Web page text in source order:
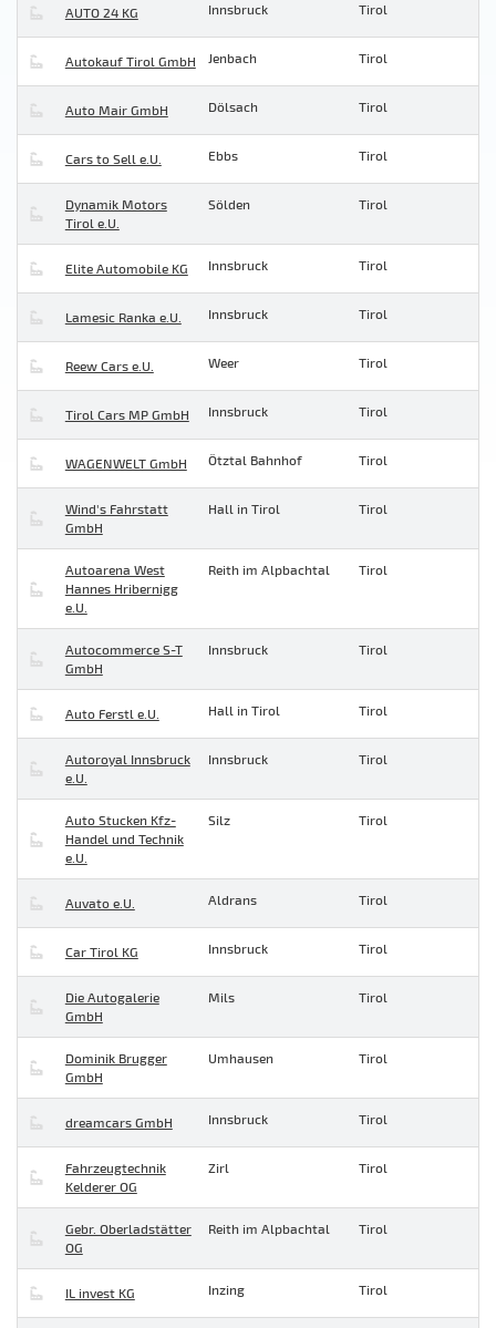
AUTO 24 KG Innsbruck Tirol
Autokauf Tirol GmbH Jenbach Tirol
Auto Mair GmbH Dölsach Tirol
Cars to Sell e.U. Ebbs Tirol
Dynamik Motors
Tirol e.U.
Sölden Tirol
Elite Automobile KG Innsbruck Tirol
Lamesic Ranka e.U. Innsbruck Tirol
Reew Cars e.U. Weer Tirol
Tirol Cars MP GmbH Innsbruck Tirol
WAGENWELT GmbH Ötztal Bahnhof Tirol
Wind's Fahrstatt
GmbH
Hall in Tirol Tirol
Autoarena West
Hannes Hribernigg
e.U.
Reith im Alpbachtal Tirol
Autocommerce S-T
GmbH
Innsbruck Tirol
Auto Ferstl e.U. Hall in Tirol Tirol
Autoroyal Innsbruck
e.U.
Innsbruck Tirol
Auto Stucken Kfz-
Handel und Technik
e.U.
Silz Tirol
Auvato e.U. Aldrans Tirol
Car Tirol KG Innsbruck Tirol
Die Autogalerie
GmbH
Mils Tirol
Dominik Brugger
GmbH
Umhausen Tirol
dreamcars GmbH Innsbruck Tirol
Fahrzeugtechnik
Kelderer OG
Zirl Tirol
Gebr. Oberladstätter
OG
Reith im Alpbachtal Tirol
IL invest KG Inzing Tirol